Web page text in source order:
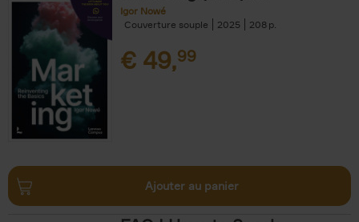
Igor Nowé
Couverture souple
2025 208
€ 49,99
Ajouter au panier